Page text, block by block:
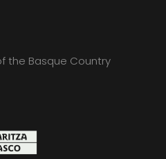
the Basque Country